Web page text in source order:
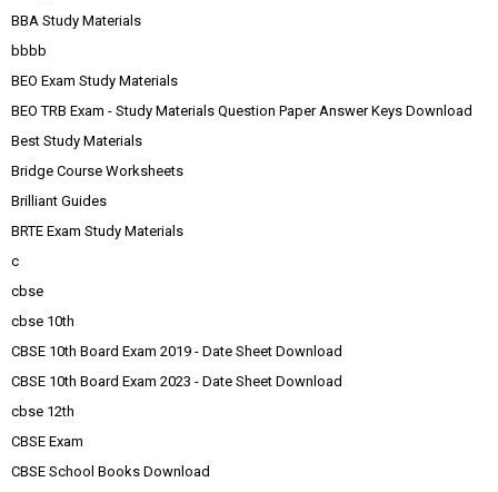
BBA Study Materials
bbbb
BEO Exam Study Materials
BEO TRB Exam - Study Materials Question Paper Answer Keys Download
Best Study Materials
Bridge Course Worksheets
Brilliant Guides
BRTE Exam Study Materials
c
cbse
cbse 10th
CBSE 10th Board Exam 2019 - Date Sheet Download
CBSE 10th Board Exam 2023 - Date Sheet Download
cbse 12th
CBSE Exam
CBSE School Books Download